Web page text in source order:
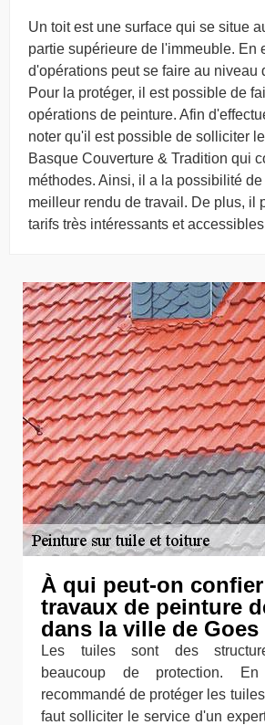
Un toit est une surface qui se situe
partie supérieure de l'immeuble. En
d'opérations peut se faire au niveau
Pour la protéger, il est possible de
opérations de peinture. Afin
noter qu'il est possible de solliciter
Basque Couverture & Tradition qui
méthodes. Ainsi, il a la possibilité
meilleur rendu de travail. De plus, il
tarifs très intéressants et
À qui peut-on
travaux de peinture
dans la ville de Goes
Les tuiles sont des
beaucoup de protection.
recommandé de protéger les
faut solliciter le service d'un